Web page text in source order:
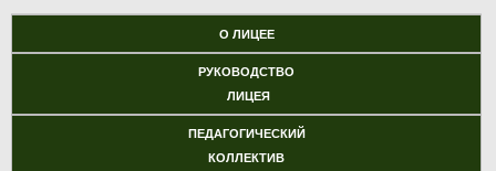
О ЛИЦЕЕ
РУКОВОДСТВО
ЛИЦЕЯ
ПЕДАГОГИЧЕСКИЙ
КОЛЛЕКТИВ